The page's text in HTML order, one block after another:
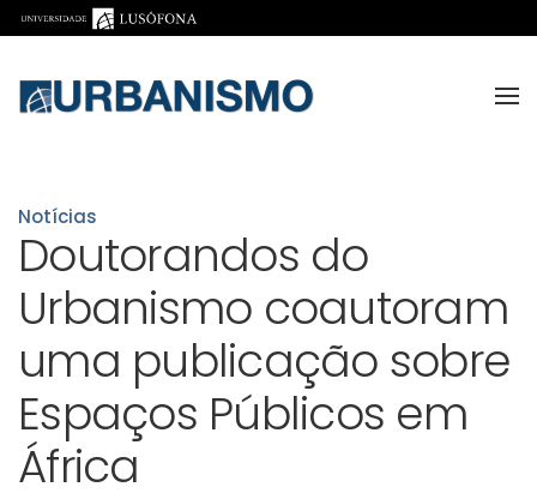
Notícias
Doutorandos do
Urbanismo coautoram
uma publicação sobre
Espaços Públicos em
África